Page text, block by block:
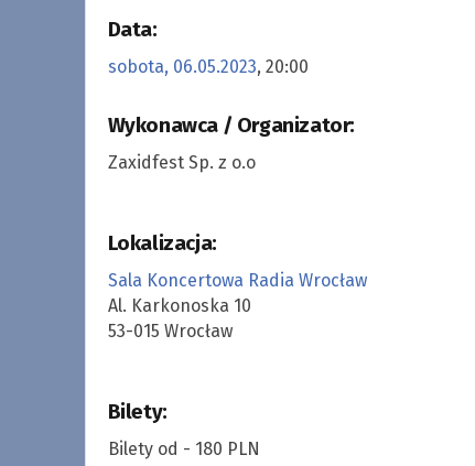
Data:
sobota, 06.05.2023, 20:00
Wykonawca / Organizator:
Zaxidfest Sp. z o.o
Lokalizacja:
Sala Koncertowa Radia Wrocław
Al. Karkonoska 10
53-015 Wrocław
Bilety:
Bilety od - 180 PLN